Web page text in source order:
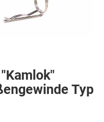
Typ